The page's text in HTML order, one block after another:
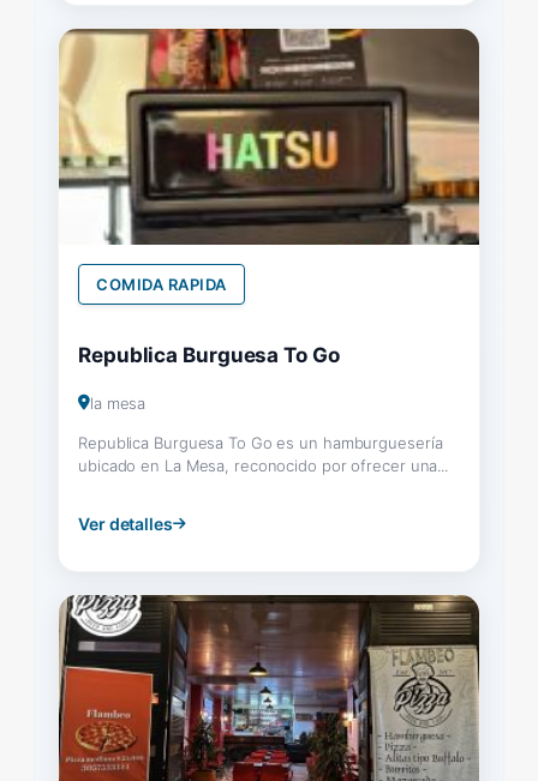
COMIDA RAPIDA
Republica Burguesa To Go
la mesa
Republica Burguesa To Go es un hamburguesería
ubicado en La Mesa, reconocido por ofrecer una...
Ver detalles